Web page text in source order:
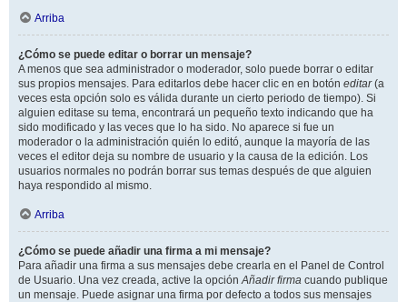
Arriba
¿Cómo se puede editar o borrar un mensaje?
A menos que sea administrador o moderador, solo puede borrar o editar
sus propios mensajes. Para editarlos debe hacer clic en en botón editar(a
veces esta opción solo es válida durante un cierto periodo de tiempo). Si
alguien editase su tema, encontrará un pequeño texto indicando que ha
sido modificado y las veces que lo ha sido. No aparece si fue un
moderador o la administración quién lo editó, aunque la mayoría de las
veces el editor deja su nombre de usuario y la causa de la edición. Los
usuarios normales no podrán borrar sus temas después de que alguien
haya respondido al mismo.
Arriba
¿Cómo se puede añadir una firma a mi mensaje?
Para añadir una firma a sus mensajes debe crearla en el Panel de Control
de Usuario. Una vez creada, active la opciónAñadir firma cuando publique
un mensaje. Puede asignar una firma por defecto a todos sus mensajes